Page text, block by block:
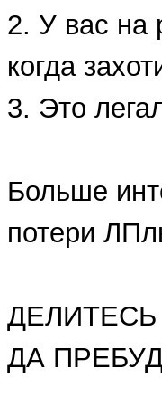
2. У вас на
когда
3. Это
Больше
потери
ДА